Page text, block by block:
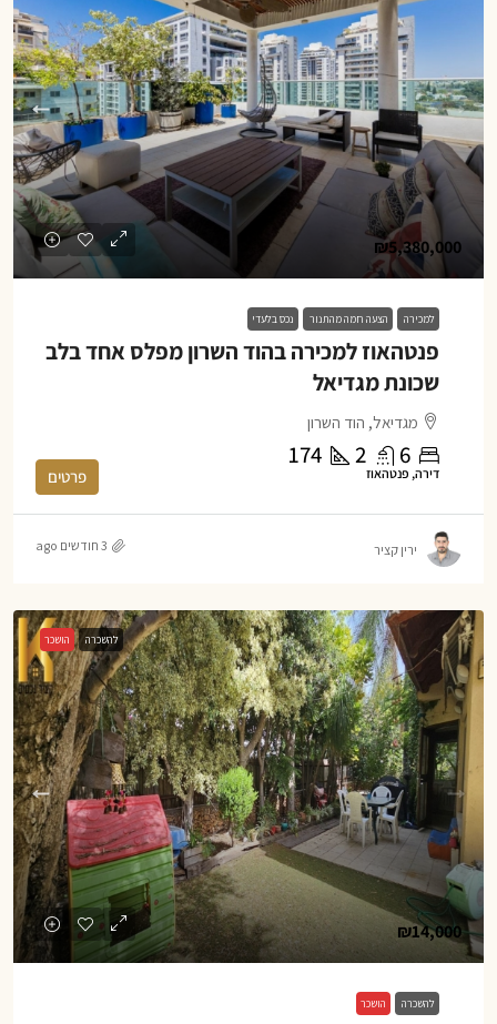
₪5,380,000
למכירה הצעה חמה מהתנור נכס בלעדי
פנטהאוז למכירה בהוד השרון מפלס אחד בלב
שכונת מגדיאל
מגדיאל, הוד השרון
6
2
174
דירה, פנטהאוז פרטים
ירין קציר 3 חודשים ago
להשכרה הושכר
₪14,000
להשכרה הושכר